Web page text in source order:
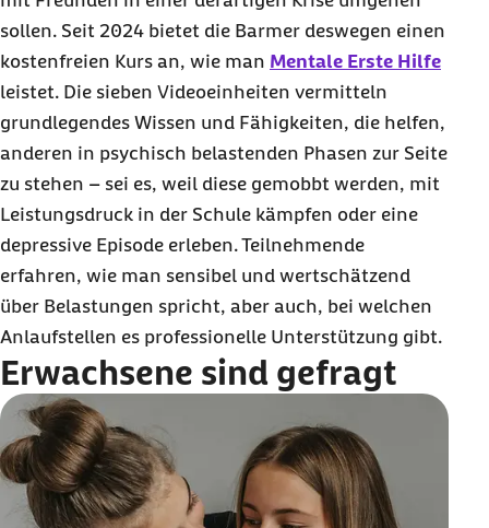
sollen. Seit 2024 bietet die Barmer deswegen einen
kostenfreien Kurs an, wie man Mentale Erste Hilfe
leistet. Die sieben Videoeinheiten vermitteln
grundlegendes Wissen und Fähigkeiten, die helfen,
anderen in psychisch belastenden Phasen zur Seite
zu stehen – sei es, weil diese gemobbt werden, mit
Leistungsdruck in der Schule kämpfen oder eine
depressive Episode erleben. Teilnehmende
erfahren, wie man sensibel und wertschätzend
über Belastungen spricht, aber auch, bei welchen
Anlaufstellen es professionelle Unterstützung gibt.
Erwachsene sind gefragt